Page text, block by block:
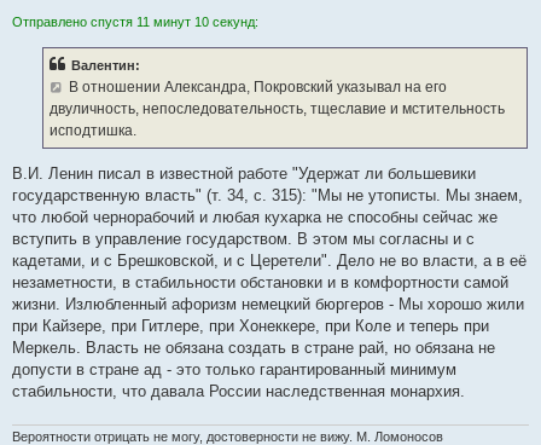
Отправлено спустя 11 минут 10 секунд:
Валентин:
В отношении Александра, Покровский указывал на его
двуличность, непоследовательность, тщеславие и мстительность
исподтишка.
В.И. Ленин писал в известной работе "Удержат ли большевики
государственную власть" (т. 34, с. 315): "Мы не утописты. Мы знаем,
что любой чернорабочий и любая кухарка не способны сейчас же
вступить в управление государством. В этом мы согласны и с
кадетами, и с Брешковской, и с Церетели". Дело не во власти, а в её
незаметности, в стабильности обстановки и в комфортности самой
жизни. Излюбленный афоризм немецкий бюргеров - Мы хорошо жили
при Кайзере, при Гитлере, при Хонеккере, при Коле и теперь при
Меркель. Власть не обязана создать в стране рай, но обязана не
допусти в стране ад - это только гарантированный минимум
стабильности, что давала России наследственная монархия.
Вероятности отрицать не могу, достоверности не вижу. М. Ломоносов